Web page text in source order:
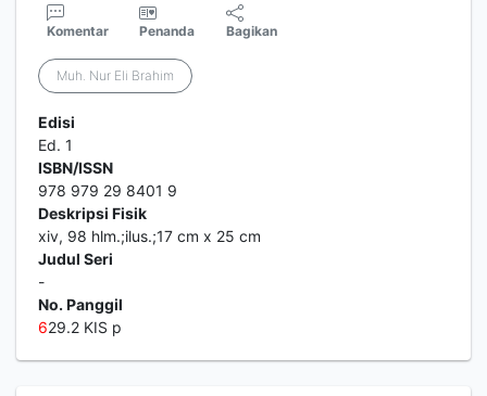
Komentar Penanda Bagikan
Muh. Nur Eli Brahim
Edisi
Ed. 1
ISBN/ISSN
978 979 29 8401 9
Deskripsi Fisik
xiv, 98 hlm.;ilus.;17 cm x 25 cm
Judul Seri
-
No. Panggil
629.2 KIS p